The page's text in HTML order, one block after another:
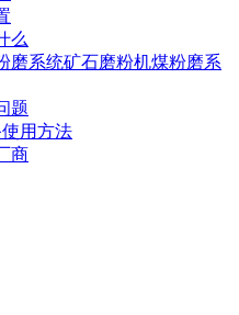
么
磨系统矿石磨粉机煤粉磨系
题
用方法
商